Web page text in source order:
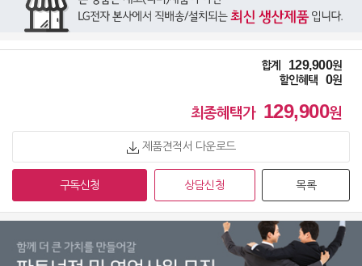
합계 129,900원
할인혜택
0원
최종혜택가 129,900원
제품견적서 다운로드
구독신청 목록
상담신청